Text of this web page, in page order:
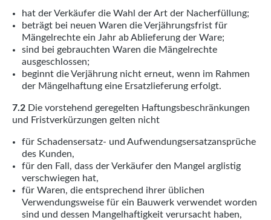
hat der Verkäufer die Wahl der Art der Nacherfüllung;
beträgt bei neuen Waren die Verjährungsfrist für
Mängelrechte ein Jahr ab Ablieferung der Ware;
sind bei gebrauchten Waren die Mängelrechte
ausgeschlossen;
beginnt die Verjährung nicht erneut, wenn im Rahmen
der Mängelhaftung eine Ersatzlieferung erfolgt.
7.2 Die vorstehend geregelten Haftungsbeschränkungen
und Fristverkürzungen gelten nicht
für Schadensersatz- und Aufwendungsersatzansprüche
des Kunden,
für den Fall, dass der Verkäufer den Mangel arglistig
verschwiegen hat,
für Waren, die entsprechend ihrer üblichen
Verwendungsweise für ein Bauwerk verwendet worden
sind und dessen Mangelhaftigkeit verursacht haben,